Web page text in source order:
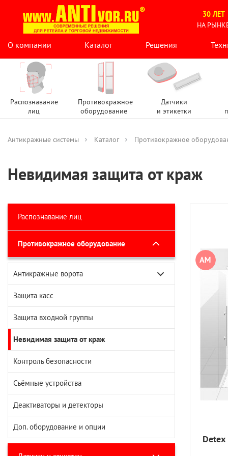
30 ЛЕТ
НА
О компании
Каталог Решения
Распознавание
лиц
Противокражное
оборудование
Датчики
и этикетки
Антикражные системы Каталог Противокражное
Невидимая защита от краж
Распознавание лиц
Противокражное оборудование
Антикражные ворота
Радиочастотные ворота
Акустомагнитные ворота
Защита касс
Защита входной группы
Невидимая защита от краж
Контроль безопасности
Съёмные устройства
Деактиваторы и детекторы
Доп. оборудование и опции